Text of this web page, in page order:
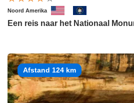
Noord Amerika
Een reis naar het Nationaal
Afstand 124 km